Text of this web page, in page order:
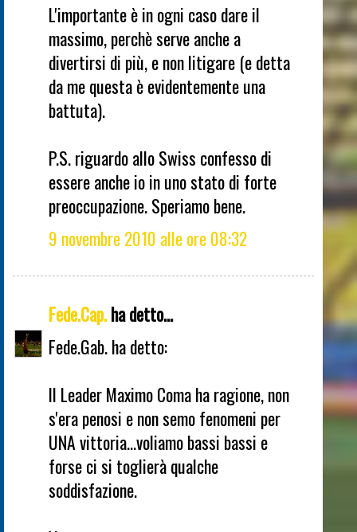
L'importante è in ogni caso dare il
massimo, perchè serve anche a
divertirsi di più, e non litigare (e detta
da me questa è evidentemente una
battuta).
P.S. riguardo allo Swiss confesso di
essere anche io in uno stato di forte
preoccupazione. Speriamo bene.
9 novembre 2010 alle ore 08:32
Fede.Cap.ha detto...
Fede.Gab. ha detto:
Il Leader Maximo Coma ha ragione, non
s'era penosi e non semo fenomeni per
UNA vittoria...voliamo bassi bassi e
forse ci si toglierà qualche
soddisfazione.